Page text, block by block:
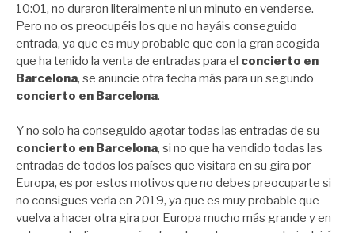
10:01, no duraron literalmente ni un minuto en venderse.
Pero no os preocupéis los que no hayáis conseguido
entrada, ya que es muy probable que con la gran acogida
que ha tenido la venta de entradas para el concierto en
Barcelona, se anuncie otra fecha más para un segundo
concierto en Barcelona.
Y no solo ha conseguido agotar todas las entradas de su
concierto en Barcelona, si no que ha vendido todas las
entradas de todos los países que visitara en su gira por
Europa, es por estos motivos que no debes preocuparte si
no consigues verla en 2019, ya que es muy probable que
vuelva a hacer otra gira por Europa mucho más grande y en